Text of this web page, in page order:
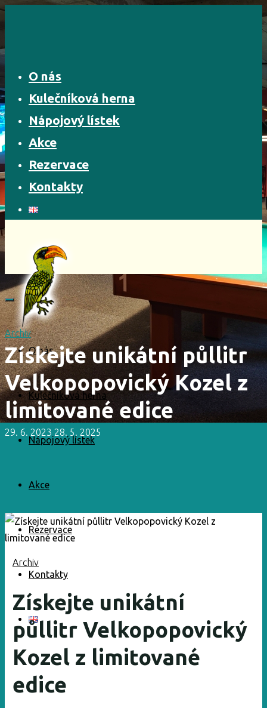
Skip
content
O nás
Kulečníková herna
Nápojový lístek
Akce
Rezervace
Kontakty
O nás
Kulečníková herna
Nápojový lístek
Akce
Rezervace
Kontakty
Archiv
Získejte unikátní půllitr
Velkopopovický Kozel z
limitované edice
29. 6. 2023 28. 5. 2025
Archiv
Získejte unikátní
půllitr Velkopopovický
Kozel z limitované
edice